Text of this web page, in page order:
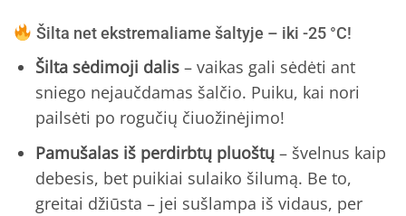
Šilta net ekstremaliame šaltyje – iki -25 °C!
Šilta sėdimoji dalis– vaikas gali sėdėti ant
sniego nejaučdamas šalčio. Puiku, kai nori
pailsėti po rogučių čiuožinėjimo!
Pamušalas iš perdirbtų pluoštų– švelnus kaip
debesis, bet puikiai sulaiko šilumą. Be to,
greitai džiūsta – jei sušlampa iš vidaus, per